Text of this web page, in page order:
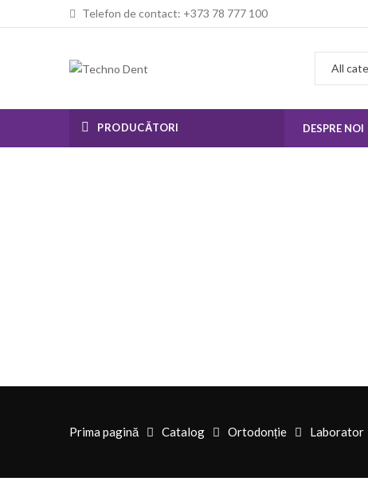
Telefon de contact: +373 78 777 100
PRODUCĂTORI DESPRE NOI
Prima pagină Catalog Ortodonție Laborator